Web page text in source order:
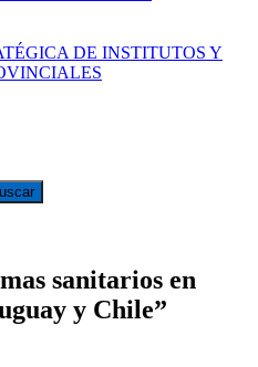
DE INSTITUTOS Y
sanitarios en
y Chile”